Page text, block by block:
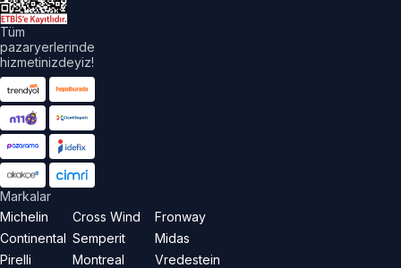
Tüm
pazaryerlerinde
hizmetinizdeyiz!
Markalar
Michelin
Continental
Pirelli
Cross Wind
Semperit
Montreal
Fronway
Midas
Vredestein